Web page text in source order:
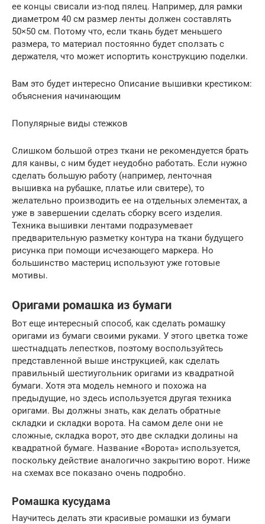
ее концы свисали из-под пялец. Например, для рамки
диаметром 40 см размер ленты должен составлять
50×50 см. Потому что, если ткань будет меньшего
размера, то материал постоянно будет сползать с
держателя, что может испортить конструкцию поделки.
Вам это будет интересно Описание вышивки крестиком:
объяснения начинающим
Популярные виды стежков
Слишком большой отрез ткани не рекомендуется брать
для канвы, с ним будет неудобно работать. Если нужно
сделать большую работу (например, ленточная
вышивка на рубашке, платье или свитере), то
желательно производить ее на отдельных элементах, а
уже в завершении сделать сборку всего изделия.
Техника вышивки лентами подразумевает
предварительную разметку контура на ткани будущего
рисунка при помощи исчезающего маркера. Но
большинство мастериц используют уже готовые
мотивы.
Оригами ромашка из бумаги
Вот еще интересный способ, как сделать ромашку
оригами из бумаги своими руками. У этого цветка тоже
шестнадцать лепестков, поэтому воспользуйтесь
представленной выше инструкцией, как сделать
правильный шестиугольник оригами из квадратной
бумаги. Хотя эта модель немного и похожа на
предыдущие, но здесь используется другая техника
оригами. Вы должны знать, как делать обратные
складки и складки ворота. На самом деле они не
сложные, складка ворот, это две складки долины на
квадратной бумаге. Название «Ворота» используется,
поскольку действие аналогично закрытию ворот. Ниже
на схемах все показано очень подробно.
Ромашка кусудама
Научитесь делать эти красивые ромашки из бумаги